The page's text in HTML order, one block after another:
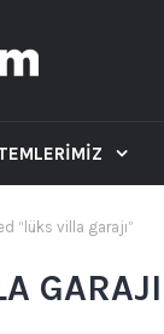
“lüks villa garajı”
GARAJI